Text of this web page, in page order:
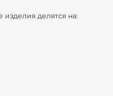
делятся на: